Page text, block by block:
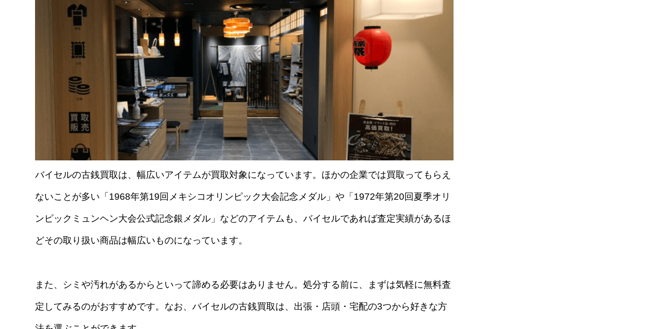
バイセルの古銭買取は、幅広いアイテムが買取対象になっています。ほかの企業では買取ってもらえ
ないことが多い「1968年第19回メキシコオリンピック大会記念メダル」や「1972年第20回夏季オリ
ンピックミュンヘン大会公式記念銀メダル」などのアイテムも、バイセルであれば査定実績があるほ
どその取り扱い商品は幅広いものになっています。
また、シミや汚れがあるからといって諦める必要はありません。処分する前に、まずは気軽に無料査
定してみるのがおすすめです。なお、バイセルの古銭買取は、出張・店頭・宅配の3つから好きな方